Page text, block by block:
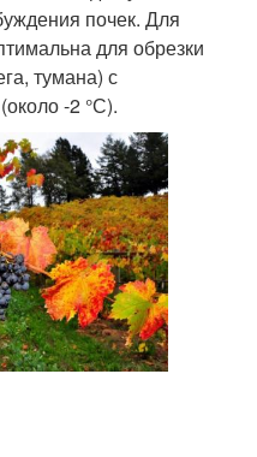
почек. Для
для обрезки
тумана) с
-2 °С).